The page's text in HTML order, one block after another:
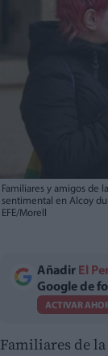
Familiares y amigos de
sentimental en Alcoy
EFE/Morell
Añadir El
Google de
ACTIVAR
Familiares de